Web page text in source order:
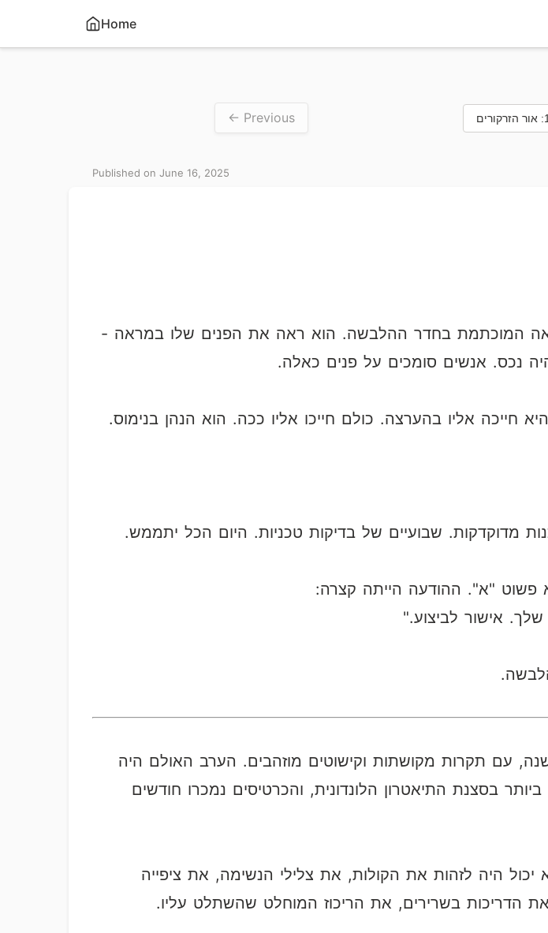
Home
← Previous
Published on June 16, 2025
המוכתמת בחדר ההלבשה. הוא ראה את הפנים שלו במראה -
נכס. אנשים סומכים על פנים כאלה.
אליו בהערצה. כולם חייכו אליו ככה. הוא הנהן בנימוס.
מדוקדקות. שבועיים של בדיקות טכניות. היום הכל יתממש.
עם תקרות מקושתות וקישוטים מוזהבים. הערב האולם היה
בסצנת התיאטרון הלונדונית, והכרטיסים נמכרו חודשים
היה לזהות את הקולות, את צלילי הנשימה, את ציפייה
הדריכות בשרירים, את הריכוז המוחלט שהשתלט עליו.